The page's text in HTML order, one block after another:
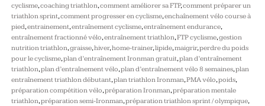
cyclisme,coaching triathlon,comment améliorer sa FTP,comment préparer un
triathlon sprint,comment progresser en cyclisme,enchaînement vélo course à
pied,entrainement,entraînement cyclisme,entraînement endurance,
entraînement fractionné vélo,entraînement triathlon,FTP cyclisme,gestion
nutrition triathlon,graisse,hiver,home-trainer,lipide,maigrir,perdre du poids
pour le cyclisme,plan d’entraînement Ironman gratuit,plan d’entraînement
triathlon,plan d’entraînement vélo,plan d’entraînement vélo 8 semaines,plan
entraînement triathlon débutant,plan triathlon Ironman,PMA vélo,poids,
préparation compétition vélo,préparation Ironman,préparation mentale
triathlon,préparation semi-Ironman,préparation triathlon sprint / olympique,